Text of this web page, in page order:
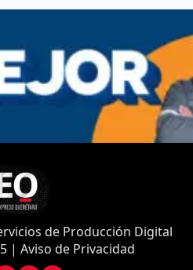
de Producción Digital
| Aviso de Privacidad